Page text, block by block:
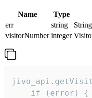
Name Type
err
string
visitorNumber integer
    if (error) {